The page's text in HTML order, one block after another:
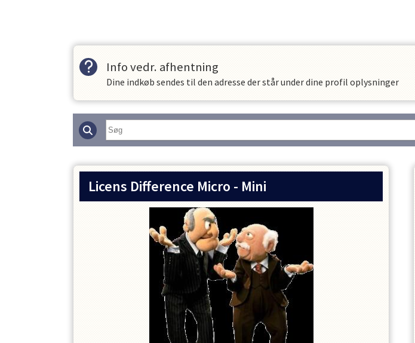
Info vedr. afhentning
Dine indkøb sendes til den adresse der står under dine profil oplysninger
Licens Difference Micro - Mini